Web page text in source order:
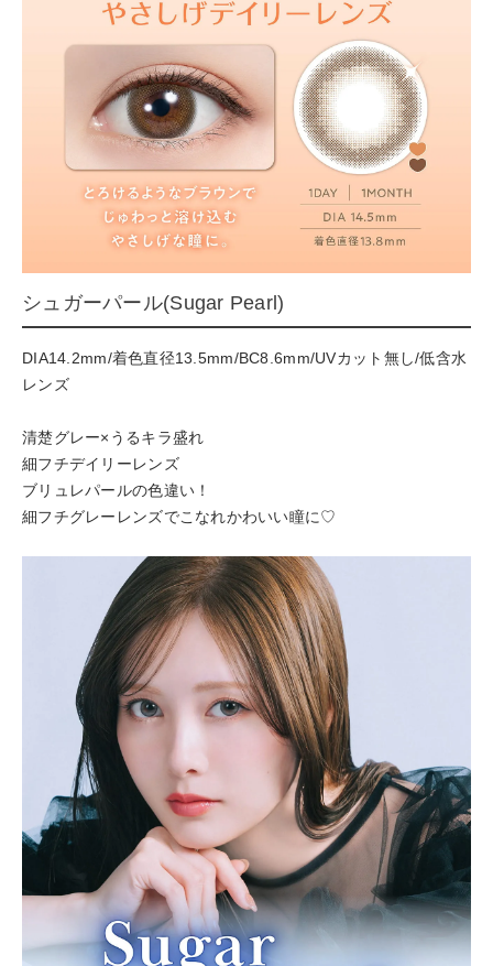
シュガーパール(Sugar Pearl)
DIA14.2mm/着色直径13.5mm/BC8.6mm/UVカット無し/低含水
レンズ
清楚グレー×うるキラ盛れ
細フチデイリーレンズ
ブリュレパールの色違い！
細フチグレーレンズでこなれかわいい瞳に♡